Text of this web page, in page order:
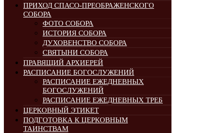
ПРИХОД СПАСО-ПРЕОБРАЖЕНСКОГО
СОБОРА
ФОТО СОБОРА
ИСТОРИЯ СОБОРА
ДУХОВЕНСТВО СОБОРА
СВЯТЫНИ СОБОРА
ПРАВЯЩИЙ АРХИЕРЕЙ
РАСПИСАНИЕ БОГОСЛУЖЕНИЙ
РАСПИСАНИЕ ЕЖЕДНЕВНЫХ
БОГОСЛУЖЕНИЙ
РАСПИСАНИЕ ЕЖЕДНЕВНЫХ ТРЕБ
ЦЕРКОВНЫЙ ЭТИКЕТ
ПОДГОТОВКА К ЦЕРКОВНЫМ
ТАИНСТВАМ